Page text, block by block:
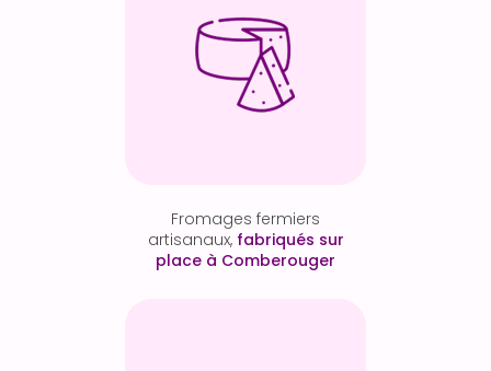
Fromages fermiers
artisanaux, fabriqués sur
place à Comberouger